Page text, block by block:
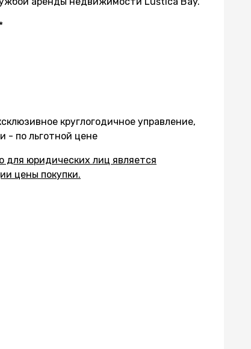
круглогодичное управление,
- по льготной цене
юридических лиц является
цены покупки.